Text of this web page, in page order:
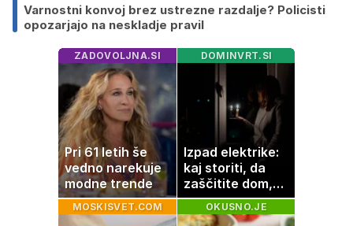
Varnostni konvoj brez ustrezne razdalje? Policisti
opozarjajo na neskladje pravil
ZADOVOLJNA.SI
Pri 61 letih še
vedno narekuje
modne trende
DOMINVRT.SI
Izpad elektrike:
kaj storiti, da
zaščitite dom,
hrano in
elektronske
MOSKISVET.COM OKUSNO.JE